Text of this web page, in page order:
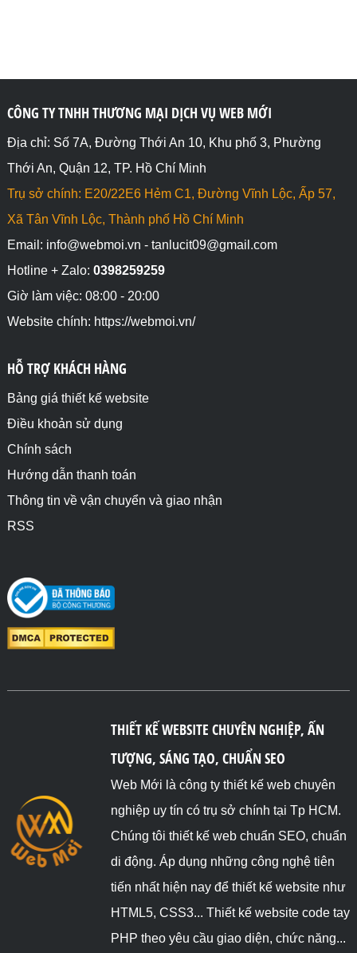
CÔNG TY TNHH THƯƠNG MẠI DỊCH VỤ WEB MỚI
Địa chỉ: Số 7A, Đường Thới An 10, Khu phố 3, Phường
Thới An, Quận 12, TP. Hồ Chí Minh
Trụ sở chính: E20/22E6 Hẻm C1, Đường Vĩnh Lộc, Ấp 57,
Xã Tân Vĩnh Lộc, Thành phố Hồ Chí Minh
Email: info@webmoi.vn - tanlucit09@gmail.com
Hotline + Zalo: 0398259259
Giờ làm việc: 08:00 - 20:00
Website chính: https://webmoi.vn/
HỖ TRỢ KHÁCH HÀNG
Bảng giá thiết kế website
Điều khoản sử dụng
Chính sách
Hướng dẫn thanh toán
Thông tin về vận chuyển và giao nhận
RSS
THIẾT KẾ WEBSITE CHUYÊN NGHIỆP, ẤN
TƯỢNG, SÁNG TẠO, CHUẨN SEO
Web Mới là công ty thiết kế web chuyên
nghiệp uy tín có trụ sở chính tại Tp HCM.
Chúng tôi thiết kế web chuẩn SEO, chuẩn
di động. Áp dụng những công nghệ tiên
tiến nhất hiện nay để thiết kế website như
HTML5, CSS3... Thiết kế website code tay
PHP theo yêu cầu giao diện, chức năng...